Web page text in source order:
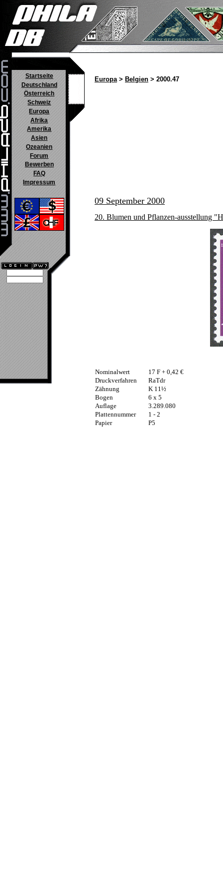
Startseite
Deutschland
Österreich
Schweiz
Europa
Afrika
Amerika
Asien
Ozeanien
Forum
Bewerben
FAQ
Impressum
Europa> Belgien > 2000.47
09 September 2000
20. Blumen und Pflanzen-ausstellung
Nominalwert
17 F + 0,42 €
Druckverfahren
RaTdr
Zähnung
K 11½
Bogen
6 x 5
Auflage
3.289.080
Plattennummer
1 - 2
Papier
P5